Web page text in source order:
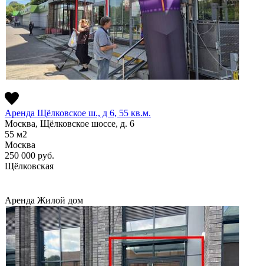
Аренда Щёлковское ш., д 6, 55 кв.м.
Москва, Щёлковское шоссе, д. 6
55 м2
Москва
250 000 руб.
Щёлковская
Аренда Жилой дом